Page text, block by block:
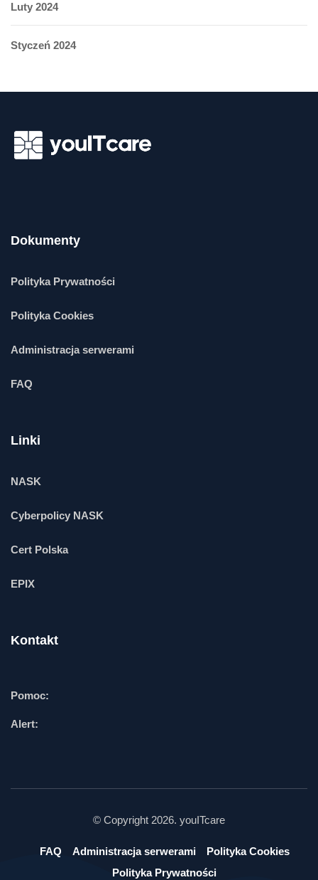
Luty 2024
Styczeń 2024
Dokumenty
Polityka Prywatności
Polityka Cookies
Administracja serwerami
FAQ
Linki
NASK
Cyberpolicy NASK
Cert Polska
EPIX
Kontakt
Pomoc:
Alert:
© Copyright 2026. youITcare
FAQ Administracja serwerami
Polityka Cookies
Polityka Prywatności